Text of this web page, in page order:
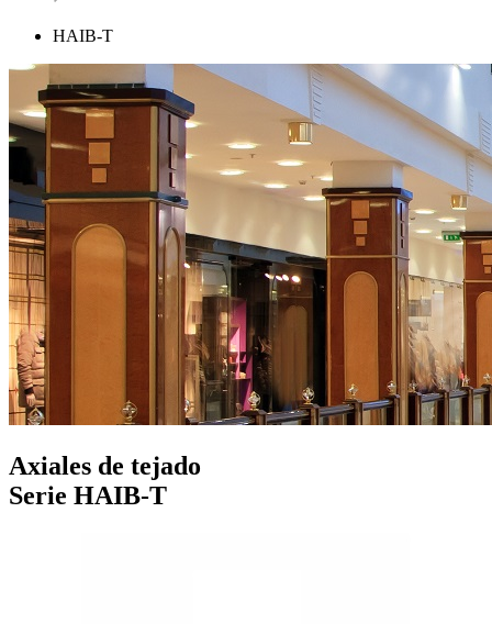
HAIB-T
Axiales de tejado
Serie HAIB-T